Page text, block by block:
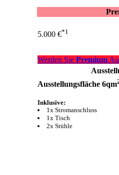
5.000 €*1
Werden Sie Premium
Ausstellungsfläche 6qm
Inklusive:
1x Stromanschluss
1x Tisch
2x Stühle